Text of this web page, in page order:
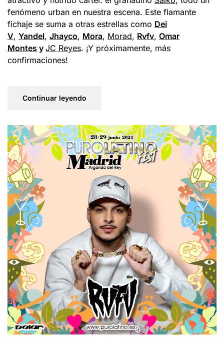
fenómeno urban en nuestra escena. Este flamante
fichaje se suma a otras estrellas como Dei
V, Yandel, Jhayco, Mora, Morad, Rvfv, Omar
Montes y JC Reyes. ¡Y próximamente, más
confirmaciones!
Continuar leyendo